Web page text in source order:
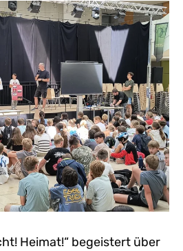
Heimat!“ begeistert über